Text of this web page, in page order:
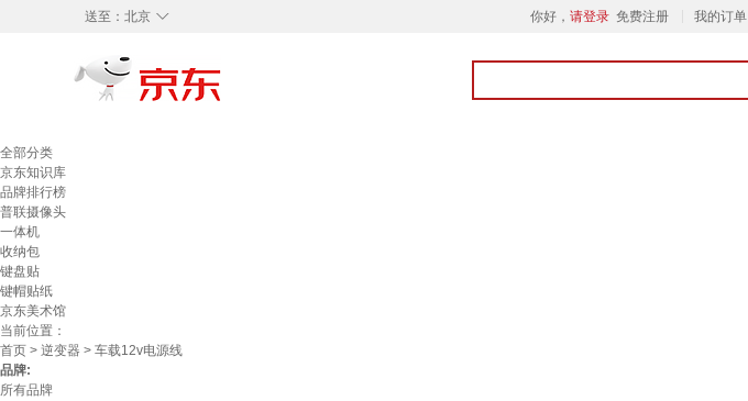
◇
送至： 北京 你好， 请登录 免费注册 我的订单
全部分类
京东知识库
品牌排行榜
普联摄像头
一体机
收纳包
键盘贴
键帽贴纸
京东美术馆
当前位置：
首页 > 逆变器 > 车载12v电源线
品牌:
所有品牌